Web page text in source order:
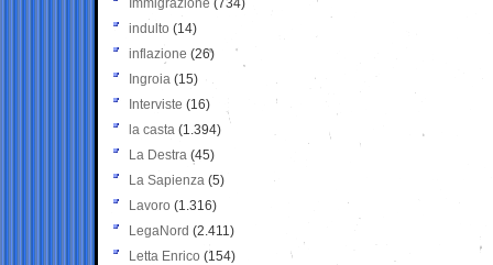
Immigrazione (734)
indulto (14)
inflazione (26)
Ingroia (15)
Interviste (16)
la casta (1.394)
La Destra (45)
La Sapienza (5)
Lavoro (1.316)
LegaNord (2.411)
Letta Enrico (154)